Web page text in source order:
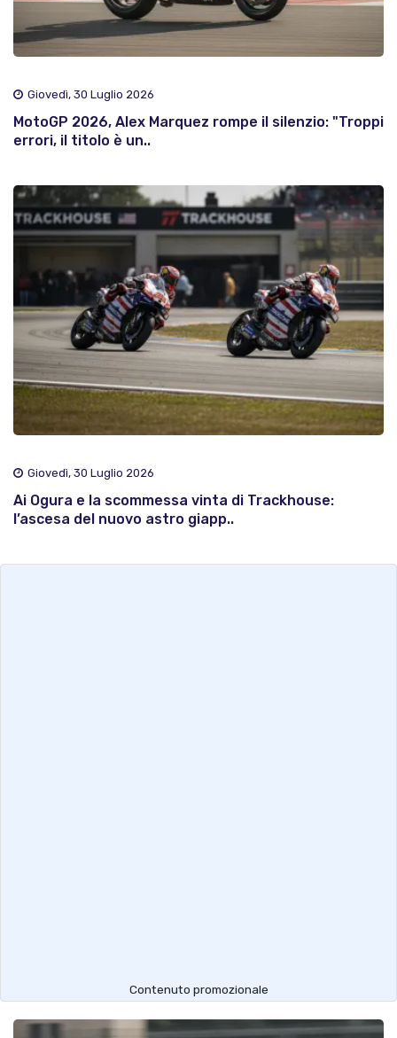
Giovedì, 30 Luglio 2026
MotoGP 2026, Alex Marquez rompe il silenzio: "Troppi
errori, il titolo è un..
Giovedì, 30 Luglio 2026
Ai Ogura e la scommessa vinta di Trackhouse:
l’ascesa del nuovo astro giapp..
Contenuto promozionale